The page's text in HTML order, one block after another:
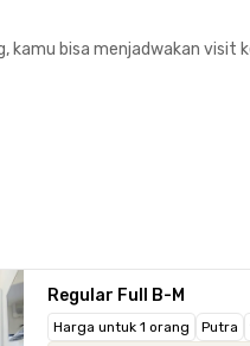
kamu bisa menjadwakan visit
Regular Full B-M
Harga untuk 1 orang Putra